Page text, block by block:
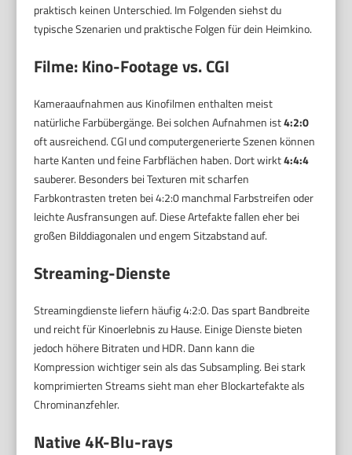
praktisch keinen Unterschied. Im Folgenden siehst du
typische Szenarien und praktische Folgen für dein Heimkino.
Filme: Kino-Footage vs. CGI
Kameraaufnahmen aus Kinofilmen enthalten meist
natürliche Farbübergänge. Bei solchen Aufnahmen ist4:2:0
oft ausreichend. CGI und computergenerierte Szenen können
harte Kanten und feine Farbflächen haben. Dort wirkt4:4:4
sauberer. Besonders bei Texturen mit scharfen
Farbkontrasten treten bei 4:2:0 manchmal Farbstreifen oder
leichte Ausfransungen auf. Diese Artefakte fallen eher bei
großen Bilddiagonalen und engem Sitzabstand auf.
Streaming-Dienste
Streamingdienste liefern häufig 4:2:0. Das spart Bandbreite
und reicht für Kinoerlebnis zu Hause. Einige Dienste bieten
jedoch höhere Bitraten und HDR. Dann kann die
Kompression wichtiger sein als das Subsampling. Bei stark
komprimierten Streams sieht man eher Blockartefakte als
Chrominanzfehler.
Native 4K-Blu-rays